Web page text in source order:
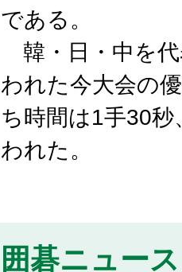
である。
韓・日・中を代
われた今大会の
ち時間は1手30
われた。
囲碁ニュー